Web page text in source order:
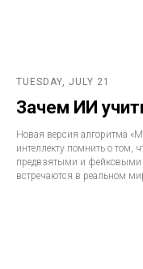
TUESDAY, JULY 21
Зачем ИИ
Новая версия алгоритма
интеллекту помнить о том,
предвзятыми и
встречаются в реальном